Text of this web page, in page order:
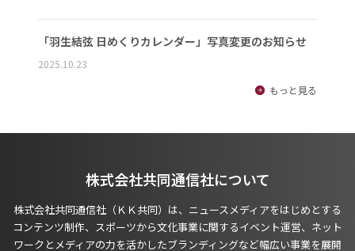
「羽生結弦 日めくりカレンダー」写真変更のお知らせ
2025.10.23
もっと見る
株式会社共同通信社について
株式会社共同通信社（ＫＫ共同）は、ニュースメディアをはじめとする
コンテンツ制作、スポーツから文化事業に関するイベント運営、ネット
ワークとメディアの力を活かしたブランディングなど幅広い事業を展開